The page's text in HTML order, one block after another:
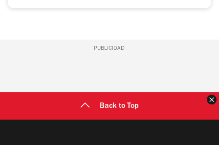
PUBLICIDAD
Back to Top